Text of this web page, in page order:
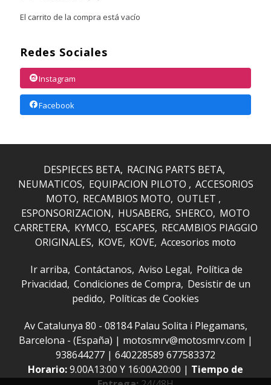
El carrito de la compra está vacío
Redes Sociales
Instagram
Facebook
DESPIECES BETA RACING PARTS BETA
NEUMATICOS EQUIPACION PILOTO
ACCESORIOS
MOTO RECAMBIOS MOTO OUTLET
ESPONSORIZACION
HUSABERG SHERCO MOTO
CARRETERA KYMCO ESCAPES RECAMBIOS PIAGGIO
ORIGINALES KOVE KOVE Accesorios moto
Ir arriba Contáctanos Aviso Legal Política de
Privacidad Condiciones de Compra Desistir de un
pedido Políticas de Cookies
Av Catalunya 80 - 08184 Palau Solita i Plegamans,
Barcelona - (España) | motosmrv@motosmrv.com |
938644277 | 640228589 677583372
Horario:9.00A13:00 Y 16:00A20:00 | Tiempo de